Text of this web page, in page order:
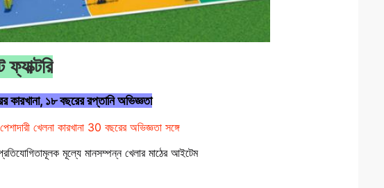
কারখানা, ১৮ বছরের রপ্তানি অভিজ্ঞতা
খেলনা কারখানা 30 বছরের অভিজ্ঞতা সঙ্গে
মূল্যে মানসম্পন্ন খেলার মাঠের আইটেম